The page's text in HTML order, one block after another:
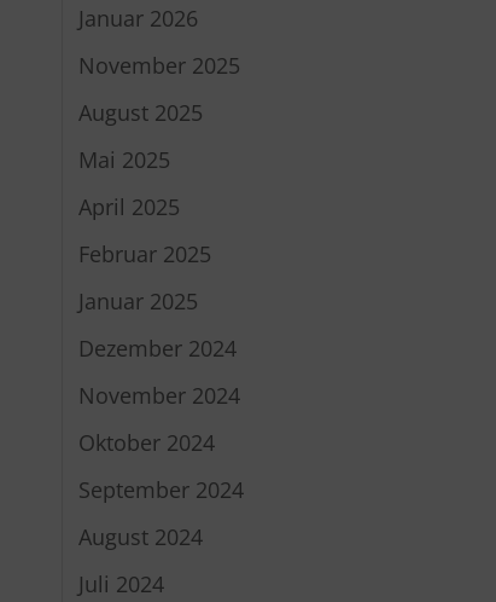
Januar 2026
November 2025
August 2025
Mai 2025
April 2025
Februar 2025
Januar 2025
Dezember 2024
November 2024
Oktober 2024
September 2024
August 2024
Juli 2024